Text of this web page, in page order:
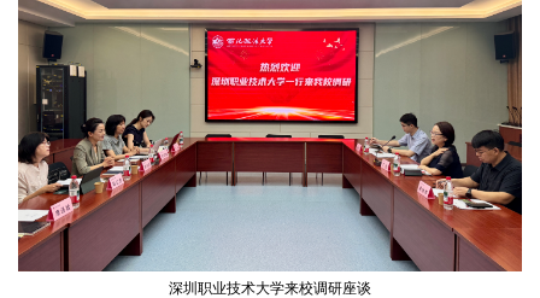
深圳职业技术大学来校调研座谈